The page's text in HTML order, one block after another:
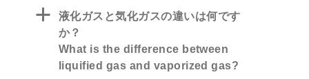
a
液化ガスと気化ガスの違いは何です
か？
What is the difference between
liquified gas and vaporized gas?